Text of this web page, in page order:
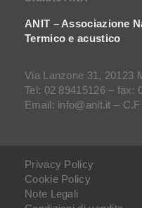
ANIT – Associazione
Termico e acustico
Via Lanzone 31, 20123
Tel: 02 89415126 – fax:
Email: info@anit.it –
Privacy Policy
Cookie Policy
Note Legali